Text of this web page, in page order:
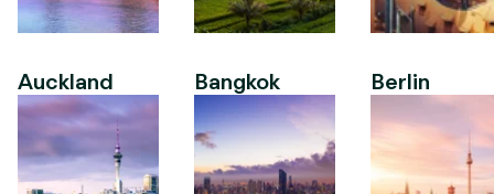
Auckland Bangkok Berlin